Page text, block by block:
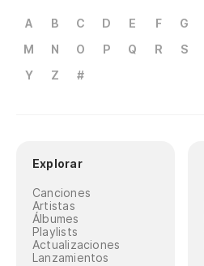
A B C D E F G
M
N O P Q R S
Y
Z #
Explorar
Canciones
Artistas
Álbumes
Playlists
Actualizaciones
Lanzamientos